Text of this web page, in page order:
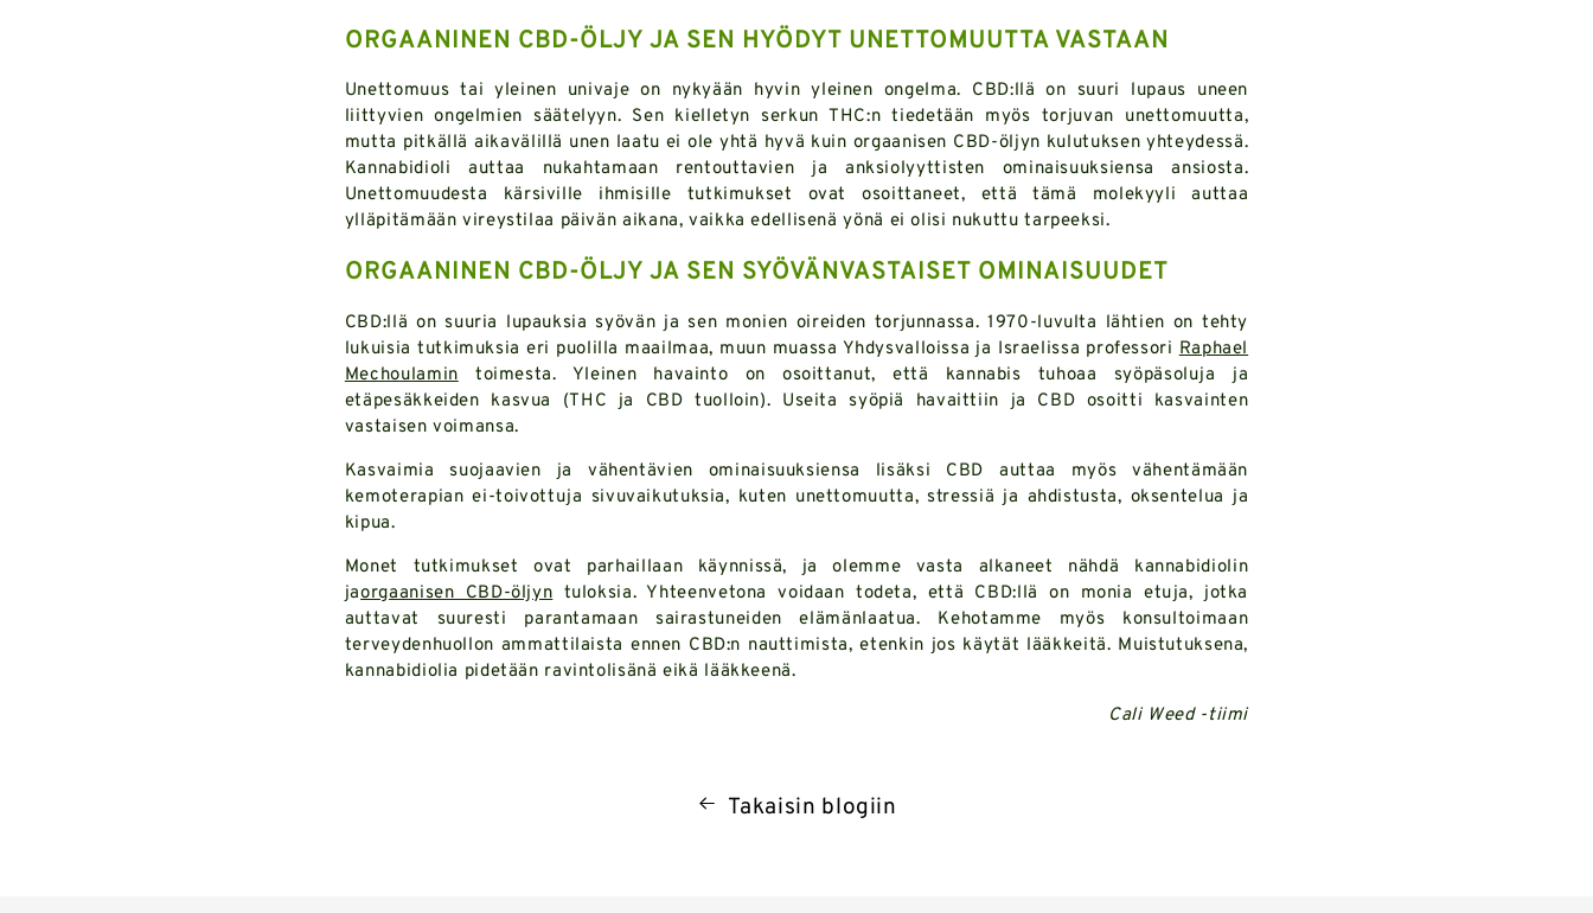
ORGAANINEN CBD-ÖLJY JA SEN HYÖDYT UNETTOMUUTTA VASTAAN
Unettomuus tai yleinen univaje on nykyään hyvin yleinen ongelma. CBD:llä on suuri lupaus uneen
liittyvien ongelmien säätelyyn. Sen kielletyn serkun THC:n tiedetään myös torjuvan unettomuutta,
mutta pitkällä aikavälillä unen laatu ei ole yhtä hyvä kuin orgaanisen CBD-öljyn kulutuksen yhteydessä.
Kannabidioli auttaa nukahtamaan rentouttavien ja anksiolyyttisten ominaisuuksiensa ansiosta.
Unettomuudesta kärsiville ihmisille tutkimukset ovat osoittaneet, että tämä molekyyli auttaa
ylläpitämään vireystilaa päivän aikana, vaikka edellisenä yönä ei olisi nukuttu tarpeeksi.
ORGAANINEN CBD-ÖLJY JA SEN SYÖVÄNVASTAISET OMINAISUUDET
CBD:llä on suuria lupauksia syövän ja sen monien oireiden torjunnassa. 1970-luvulta lähtien on tehty
lukuisia tutkimuksia eri puolilla maailmaa, muun muassa Yhdysvalloissa ja Israelissa professori Raphael
Mechoulamin toimesta. Yleinen havainto on osoittanut, että kannabis tuhoaa syöpäsoluja ja
etäpesäkkeiden kasvua (THC ja CBD tuolloin). Useita syöpiä havaittiin ja CBD osoitti kasvainten
vastaisen voimansa.
Kasvaimia suojaavien ja vähentävien ominaisuuksiensa lisäksi CBD auttaa myös vähentämään
kemoterapian ei-toivottuja sivuvaikutuksia, kuten unettomuutta, stressiä ja ahdistusta, oksentelua ja
kipua.
Monet tutkimukset ovat parhaillaan käynnissä, ja olemme vasta alkaneet nähdä kannabidiolin
jaorgaanisen CBD-öljyn tuloksia. Yhteenvetona voidaan todeta, että CBD:llä on monia etuja, jotka
auttavat suuresti parantamaan sairastuneiden elämänlaatua. Kehotamme myös konsultoimaan
terveydenhuollon ammattilaista ennen CBD:n nauttimista, etenkin jos käytät lääkkeitä. Muistutuksena,
kannabidiolia pidetään ravintolisänä eikä lääkkeenä.
Cali Weed-tiimi
Takaisin blogiin